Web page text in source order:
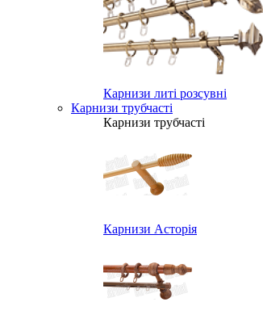
Карнизи литі розсувні
Карнизи трубчасті
Карнизи трубчасті
Карнизи Асторія